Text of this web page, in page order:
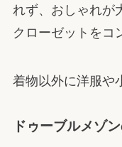
れず、おしゃれが
クローゼットをコ
着物以外に洋服や
ドゥーブルメゾ